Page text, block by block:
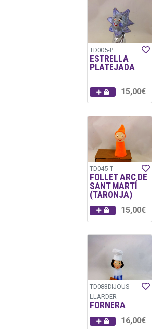
TD005-P
ESTRELLA
PLATEJADA
15,00€
TD045-T
FOLLET ARC DE
SANT MARTÍ
(TARONJA)
15,00€
TD083DIJOUS
LLARDER
FORNERA
16,00€